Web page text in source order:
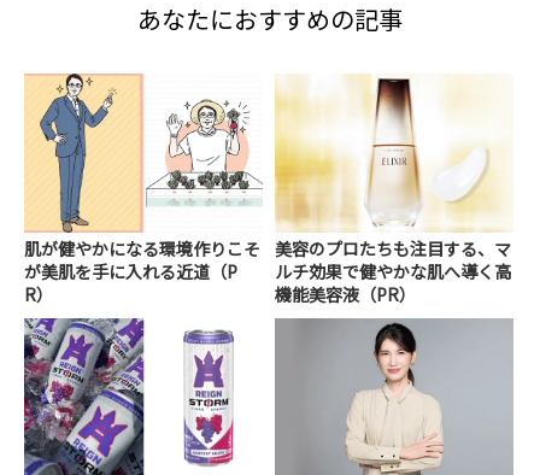
あなたにおすすめの記事
肌が健やかになる環境作りこそ
が美肌を手に入れる近道（P
R）
美容のプロたちも注目する、マ
ルチ効果で健やかな肌へ導く高
機能美容液（PR）